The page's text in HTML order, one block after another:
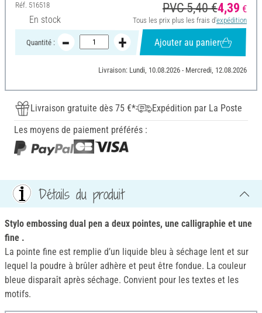
Réf. 516518
En stock
PVC 5,40 €4,39 €
Tous les prix plus les frais d'expédition
Quantité : Ajouter au panier
Livraison: Lundi, 10.08.2026 - Mercredi, 12.08.2026
Livraison gratuite dès 75 €*
Expédition par La Poste
Les moyens de paiement préférés :
Détails du produit
Stylo embossing dual pen a deux pointes, une calligraphie et une
fine .
La pointe fine est remplie d’un liquide bleu à séchage lent et sur
lequel la poudre à brûler adhère et peut être fondue. La couleur
bleue disparaît après séchage. Convient pour les textes et les
motifs.